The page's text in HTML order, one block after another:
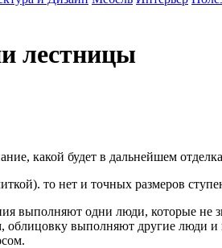
лестницы
какой будет в дальнейшем
то нет и точных размеров
выполняют одни люди, которые не
облицовку выполняют другие люди